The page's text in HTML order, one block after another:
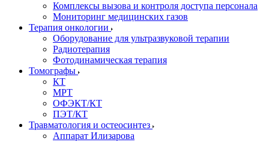
Комплексы вызова и контроля доступа персонала
Мониторинг медицинских газов
Терапия онкологии
Оборудование для ультразвуковой терапии
Радиотерапия
Фотодинамическая терапия
Томографы
КТ
МРТ
ОФЭКТ/КТ
ПЭТ/КТ
Травматология и остеосинтез
Аппарат Илизарова